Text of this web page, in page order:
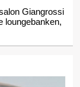
Giangrossi
loungebanken,